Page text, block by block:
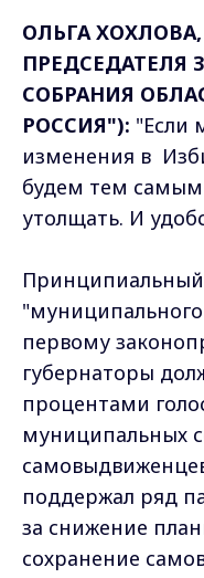
ОЛЬГА
ПРЕДСЕДАТЕЛЯ
СОБРАНИЯ
РОССИЯ"): "Если
изменения в
будем тем
утолщать. И
первому
губернаторы
процентами
муниципальных
поддержал ряд
за снижение
сохранение